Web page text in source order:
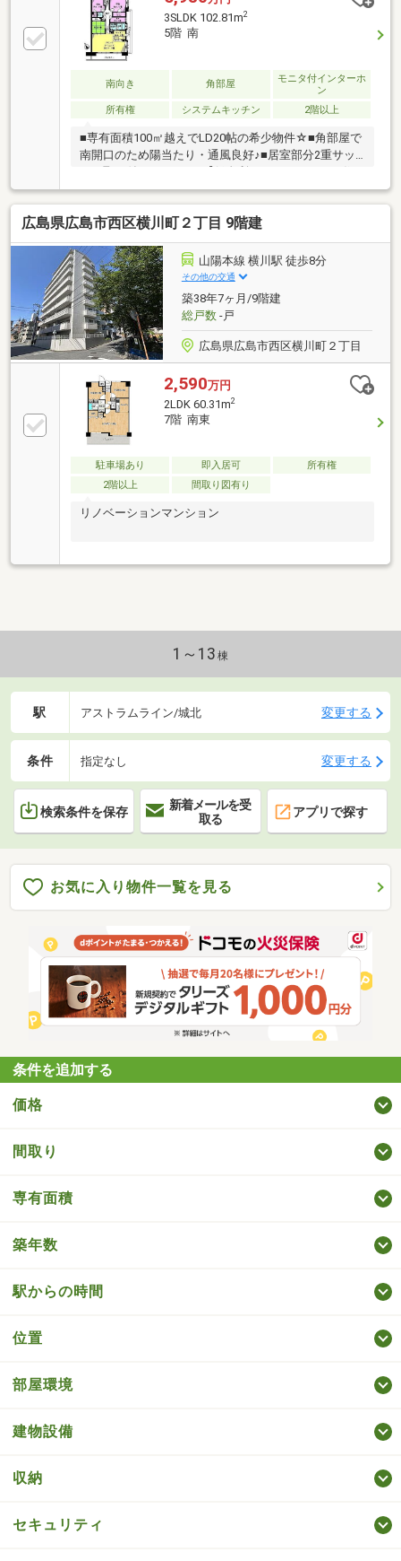
3SLDK 102.81m2
5階 南
南向き 角部屋
モニタ付インターホ
ン
所有権
システムキッチン 2階以上
■専有面積100㎡越えでLD20帖の希少物件☆■角部屋で
南開口のため陽当たり・通風良好♪■居室部分2重サッ
宅ローン】引越しを機に家電費用も住宅ローンに組入
可能☆頭金・諸費用のない方でもまずはご相談くださ
い♪車等の個人ローンも一本化して月々支払いを減額
☆◇◆西洋トラスト株式会社◆◇・住宅ローンに不安
がある方、一度断られた方、お気軽にご相談くださ
い・ご自宅までの送迎いたします。事前にご連絡下さ
い・他社で掲載されている物件情報もまとめて資料を
お送りします・是非一度条件をお聞かせください♪
広島県広島市西区横川町２丁目 9階建
山陽本線 横川駅 徒歩8分
その他の交通
築38年7ヶ月/9階建
総戸数-戸
広島県広島市西区横川町２丁目
2,590万円
2LDK 60.31m2
7階 南東
駐車場あり 即入居可
所有権
2階以上
間取り図有り
リノベーションマンション
1～13 棟
駅 アストラムライン/城北 変更する
条件 指定なし 変更する
検索条件を保存
新着メールを受
取る
アプリで探す
お気に入り物件一覧を見る
条件を追加する
価格
間取り
専有面積
築年数
駅からの時間
位置
部屋環境
建物設備
収納
セキュリティ